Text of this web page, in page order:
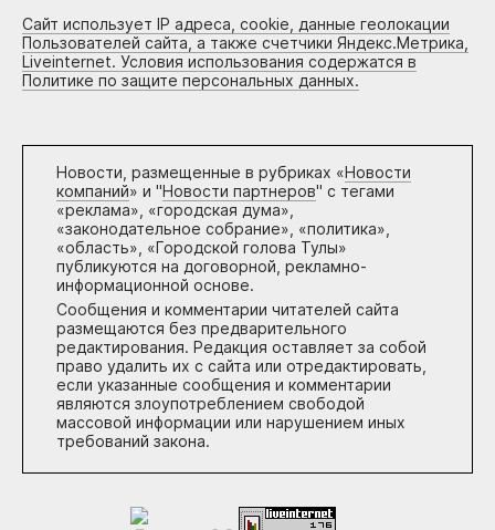
Сайт использует IP адреса, cookie, данные геолокации
Пользователей сайта, а также счетчики Яндекс.Метрика,
Liveinternet. Условия использования содержатся в
Политике по защите персональных данных.
Новости, размещенные в рубриках «Новости
компаний» и "Новости партнеров" с тегами
«реклама», «городская дума»,
«законодательное собрание», «политика»,
«область», «Городской голова Тулы»
публикуются на договорной, рекламно-
информационной основе.
Сообщения и комментарии читателей сайта
размещаются без предварительного
редактирования. Редакция оставляет за собой
право удалить их с сайта или отредактировать,
если указанные сообщения и комментарии
являются злоупотреблением свободой
массовой информации или нарушением иных
требований закона.